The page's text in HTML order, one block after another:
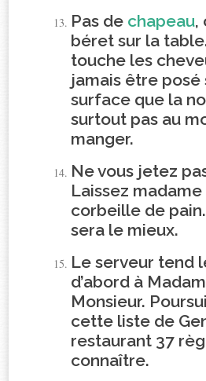
Pas de chapeau,
béret sur la
touche les
jamais être posé
surface que la
surtout pas au
manger.
Ne vous jetez
Laissez
corbeille de
sera le mieux.
Le serveur tend
d’abord à
Monsieur.
cette liste de
restaurant 37
connaître.